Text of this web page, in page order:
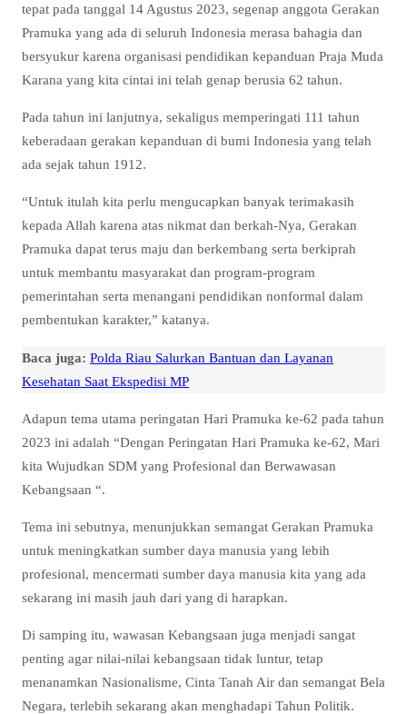
tepat pada tanggal 14 Agustus 2023, segenap anggota Gerakan
Pramuka yang ada di seluruh Indonesia merasa bahagia dan
bersyukur karena organisasi pendidikan kepanduan Praja Muda
Karana yang kita cintai ini telah genap berusia 62 tahun.
Pada tahun ini lanjutnya, sekaligus memperingati 111 tahun
keberadaan gerakan kepanduan di bumi Indonesia yang telah
ada sejak tahun 1912.
“Untuk itulah kita perlu mengucapkan banyak terimakasih
kepada Allah karena atas nikmat dan berkah-Nya, Gerakan
Pramuka dapat terus maju dan berkembang serta berkiprah
untuk membantu masyarakat dan program-program
pemerintahan serta menangani pendidikan nonformal dalam
pembentukan karakter,” katanya.
Baca juga: Polda Riau Salurkan Bantuan dan Layanan
Kesehatan Saat Ekspedisi MP
Adapun tema utama peringatan Hari Pramuka ke-62 pada tahun
2023 ini adalah “Dengan Peringatan Hari Pramuka ke-62, Mari
kita Wujudkan SDM yang Profesional dan Berwawasan
Kebangsaan “.
Tema ini sebutnya, menunjukkan semangat Gerakan Pramuka
untuk meningkatkan sumber daya manusia yang lebih
profesional, mencermati sumber daya manusia kita yang ada
sekarang ini masih jauh dari yang di harapkan.
Di samping itu, wawasan Kebangsaan juga menjadi sangat
penting agar nilai-nilai kebangsaan tidak luntur, tetap
menanamkan Nasionalisme, Cinta Tanah Air dan semangat Bela
Negara, terlebih sekarang akan menghadapi Tahun Politik.